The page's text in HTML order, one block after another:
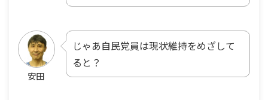
安田
じゃあ自民党員は現状維持をめざして
ると？